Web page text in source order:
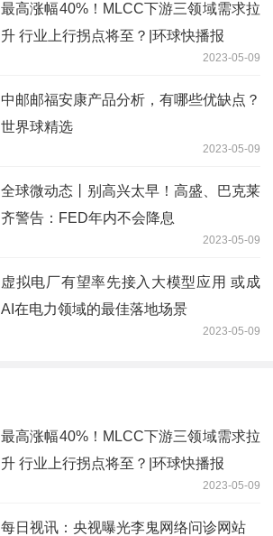
最高涨幅40%！MLCC下游三领域需求拉
升 行业上行拐点将至？|环球快播报
2023-05-09
中邮邮福安康产品分析，有哪些优缺点？
世界球精选
2023-05-09
全球微动态丨别高兴太早！高盛、巴克莱
齐警告：FED年内不会降息
2023-05-09
虚拟电厂有望率先接入大模型应用 或成
AI在电力领域的最佳落地场景
2023-05-09
最高涨幅40%！MLCC下游三领域需求拉
升 行业上行拐点将至？|环球快播报
2023-05-09
每日视讯：央视曝光李鬼网络问诊网站